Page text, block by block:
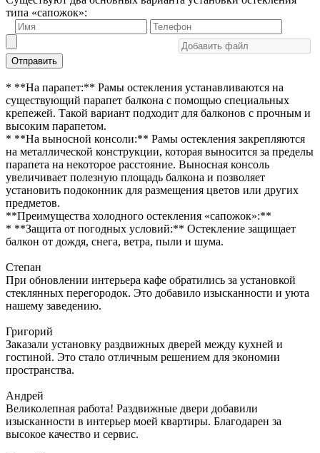
типа «сапожок»:
Отправить
* **На парапет:** Рамы остекления устанавливаются на
существующий парапет балкона с помощью специальных
крепежей. Такой вариант подходит для балконов с прочным и
высоким парапетом.
* **На выносной консоли:** Рамы остекления закрепляются
на металлической конструкции, которая выносится за пределы
парапета на некоторое расстояние. Выносная консоль
увеличивает полезную площадь балкона и позволяет
установить подоконник для размещения цветов или других
предметов.
**Преимущества холодного остекления «сапожок»:**
* **Защита от погодных условий:** Остекление защищает
балкон от дождя, снега, ветра, пыли и шума.
Степан
При обновлении интерьера кафе обратились за установкой
стеклянных перегородок. Это добавило изысканности и уюта
нашему заведению.
Григорий
Заказали установку раздвижных дверей между кухней и
гостиной. Это стало отличным решением для экономии
пространства.
Андрей
Великолепная работа! Раздвижные двери добавили
изысканности в интерьер моей квартиры. Благодарен за
высокое качество и сервис.